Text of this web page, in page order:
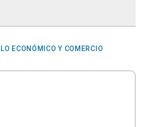
ECONÓMICO Y COMERCIO